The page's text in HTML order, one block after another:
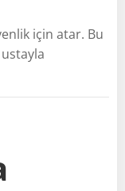
için atar. Bu